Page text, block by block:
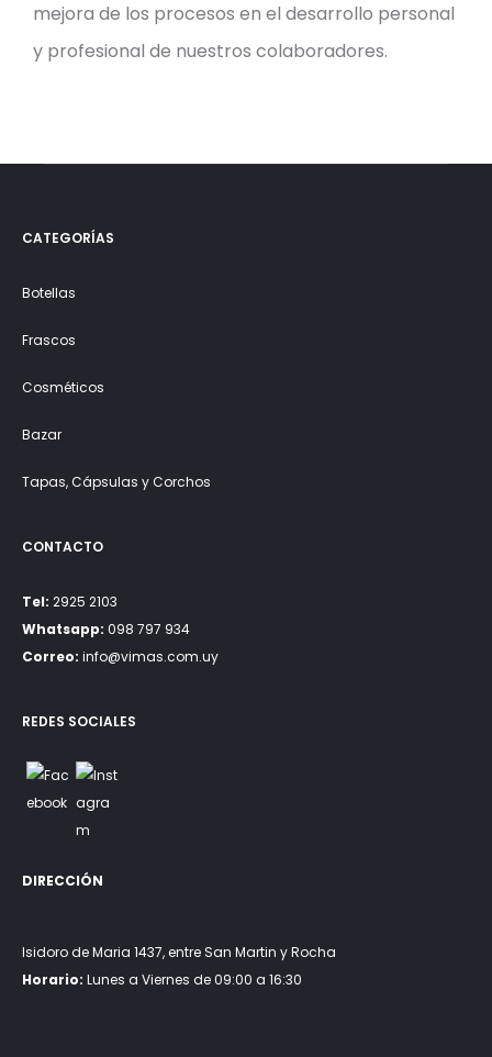
mejora de los procesos en el desarrollo personal
y profesional de nuestros colaboradores.
CATEGORÍAS
Botellas
Frascos
Cosméticos
Bazar
Tapas, Cápsulas y Corchos
CONTACTO
Tel: 2925 2103
Whatsapp: 098 797 934
Correo: info@vimas.com.uy
REDES SOCIALES
DIRECCIÓN
Isidoro de Maria 1437, entre San Martin y Rocha
Horario: Lunes a Viernes de 09:00 a 16:30